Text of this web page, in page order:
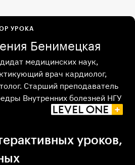
уроков,
УРОКА
Бенимецкая
медицинских наук,
врач кардиолог,
Старший преподаватель
Внутренних болезней НГУ